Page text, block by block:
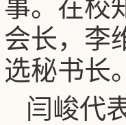
事。在校
会长，李
选秘书长
闫峻代